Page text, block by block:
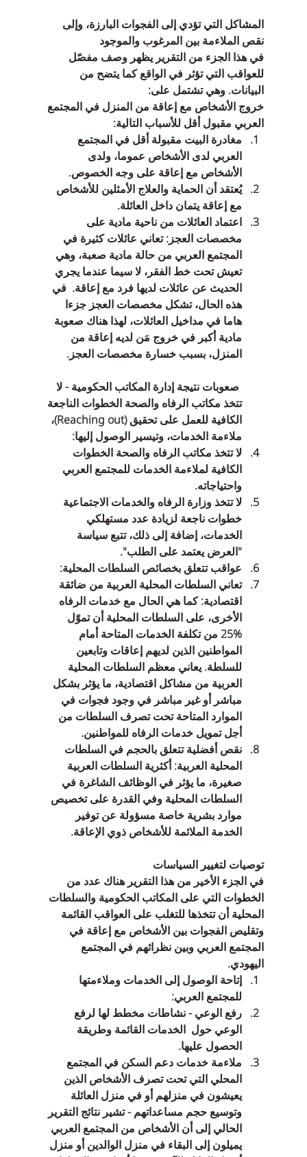
المشاكل التي تؤدي إلى الفجوات البارزة، وإلى
نقص الملاءمة بين المرغوب والموجود
في هذا الجزء من التقرير يظهر وصف مفصّل
للعواقب التي تؤثر في الواقع كما يتضح من
البيانات. وهي تشتمل على:
خروج الأشخاص مع إعاقة من المنزل في المجتمع
العربي مقبول أقل للأسباب التالية:
مغادرة البيت مقبولة أقل في المجتمع
العربي لدى الأشخاص عموما، ولدى
الأشخاص مع إعاقة على وجه الخصوص.
يُعتقد أن الحماية والعلاج الأمثلين للأشخاص
مع إعاقة يتمان داخل العائلة.
اعتماد العائلات من ناحية مادية على
مخصصات العجز: تعاني عائلات كثيرة في
المجتمع العربي من حالة مادية صعبة، وهي
تعيش تحت خط الفقر، لا سيما عندما يجري
الحديث عن عائلات لديها فرد مع إعاقة.  في
هذه الحال، تشكل مخصصات العجز جزءا
هاما في مداخيل العائلات، لهذا هناك صعوبة
مادية أكبر في خروج مَن لديه إعاقة من
المنزل، بسبب خسارة مخصصات العجز.
صعوبات نتيجة إدارة المكاتب الحكومية - لا
تتخذ مكاتب الرفاه والصحة الخطوات الناجعة
الكافية للعمل على تحقيق Reaching out)‎)‏،
ملاءمة الخدمات، وتيسير الوصول إليها:
لا تتخذ مكاتب الرفاه والصحة الخطوات
الكافية لملاءمة الخدمات للمجتمع العربي
واحتياجاته.
لا تتخذ وزارة الرفاه والخدمات الاجتماعية
خطوات ناجعة لزيادة عدد مستهلكي
الخدمات، إضافة إلى ذلك، تتبع سياسة
"العرض يعتمد على الطلب".
عواقب تتعلق بخصائص السلطات المحلية:
تعاني السلطات المحلية العربية من ضائقة
اقتصادية: كما هي الحال مع خدمات الرفاه
الأخرى، على السلطات المحلية أن تموّل
%25 من تكلفة الخدمات المتاحة أمام
المواطنين الذين لديهم إعاقات وتابعين
للسلطة. يعاني معظم السلطات المحلية
العربية من مشاكل اقتصادية، ما يؤثر بشكل
مباشر أو غير مباشر في وجود فجوات في
الموارد المتاحة تحت تصرف السلطات من
أجل تمويل خدمات الرفاه للمواطنين.
نقص أفضلية تتعلق بالحجم في السلطات
المحلية العربية: أكثرية السلطات العربية
صغيرة، ما يؤثر في الوظائف الشاغرة في
السلطات المحلية وفي القدرة على تخصيص
موارد بشرية خاصة مسؤولة عن توفير
الخدمة الملائمة للأشخاص ذوي الإعاقة.
توصيات لتغيير السياسات
في الجزء الأخير من هذا التقرير هناك عدد من
الخطوات التي على المكاتب الحكومية والسلطات
المحلية أن تتخذها للتغلب على العواقب القائمة
وتقليص الفجوات بين الأشخاص مع إعاقة في
المجتمع العربي وبين نظرائهم في المجتمع
اليهودي.
إتاحة الوصول إلى الخدمات وملاءمتها
للمجتمع العربي:
رفع الوعي - نشاطات مخطط لها لرفع
الوعي حول  الخدمات القائمة وطريقة
الحصول عليها.
ملاءمة خدمات دعم السكن في المجتمع
المحلي التي تحت تصرف الأشخاص الذين
يعيشون في منزلهم أو في منزل العائلة
وتوسيع حجم مساعداتهم - تشير نتائج التقرير
الحالي إلى أن الأشخاص من المجتمع العربي
يميلون إلى البقاء في منزل الوالدين أو منزل